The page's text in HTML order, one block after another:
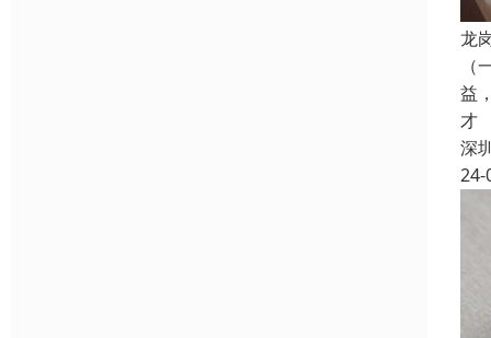
龙
益
才
深
24-